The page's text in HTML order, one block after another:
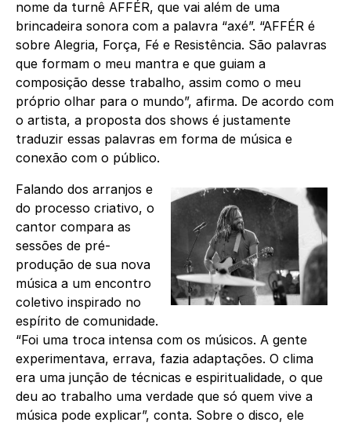
nome da turnê AFFÉR, que vai além de uma
brincadeira sonora com a palavra “axé”. “AFFÉR é
sobre Alegria, Força, Fé e Resistência. São palavras
que formam o meu mantra e que guiam a
composição desse trabalho, assim como o meu
próprio olhar para o mundo”, afirma. De acordo com
o artista, a proposta dos shows é justamente
traduzir essas palavras em forma de música e
conexão com o público.
Falando dos arranjos e
do processo criativo, o
cantor compara as
sessões de pré-
produção de sua nova
música a um encontro
coletivo inspirado no
espírito de comunidade.
“Foi uma troca intensa com os músicos. A gente
experimentava, errava, fazia adaptações. O clima
era uma junção de técnicas e espiritualidade, o que
deu ao trabalho uma verdade que só quem vive a
música pode explicar”, conta. Sobre o disco, ele